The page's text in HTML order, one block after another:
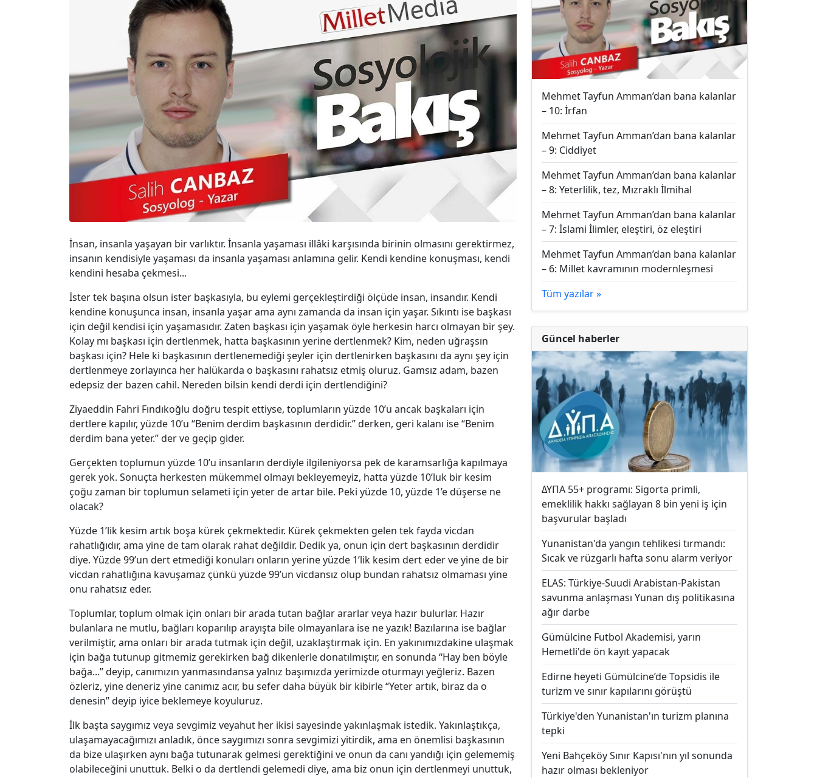
İnsan, insanla yaşayan bir varlıktır. İnsanla yaşaması illâki karşısında birinin olmasını gerektirmez,
insanın kendisiyle yaşaması da insanla yaşaması anlamına gelir. Kendi kendine konuşması, kendi
kendini hesaba çekmesi...
İster tek başına olsun ister başkasıyla, bu eylemi gerçekleştirdiği ölçüde insan, insandır. Kendi
kendine konuşunca insan, insanla yaşar ama aynı zamanda da insan için yaşar. Sıkıntı ise başkası
için değil kendisi için yaşamasıdır. Zaten başkası için yaşamak öyle herkesin harcı olmayan bir şey.
Kolay mı başkası için dertlenmek, hatta başkasının yerine dertlenmek? Kim, neden uğraşsın
başkası için? Hele ki başkasının dertlenemediği şeyler için dertlenirken başkasını da aynı şey için
dertlenmeye zorlayınca her halükarda o başkasını rahatsız etmiş oluruz. Gamsız adam, bazen
edepsiz der bazen cahil. Nereden bilsin kendi derdi için dertlendiğini?
Ziyaeddin Fahri Fındıkoğlu doğru tespit ettiyse, toplumların yüzde 10’u ancak başkaları için
dertlere kapılır, yüzde 10’u “Benim derdim başkasının derdidir.” derken, geri kalanı ise “Benim
derdim bana yeter.” der ve geçip gider.
Gerçekten toplumun yüzde 10’u insanların derdiyle ilgileniyorsa pek de karamsarlığa kapılmaya
gerek yok. Sonuçta herkesten mükemmel olmayı bekleyemeyiz, hatta yüzde 10’luk bir kesim
çoğu zaman bir toplumun selameti için yeter de artar bile. Peki yüzde 10, yüzde 1’e düşerse ne
olacak?
Yüzde 1’lik kesim artık boşa kürek çekmektedir. Kürek çekmekten gelen tek fayda vicdan
rahatlığıdır, ama yine de tam olarak rahat değildir. Dedik ya, onun için dert başkasının derdidir
diye. Yüzde 99’un dert etmediği konuları onların yerine yüzde 1’lik kesim dert eder ve yine de bir
vicdan rahatlığına kavuşamaz çünkü yüzde 99’un vicdansız olup bundan rahatsız olmaması yine
onu rahatsız eder.
Toplumlar, toplum olmak için onları bir arada tutan bağlar ararlar veya hazır bulurlar. Hazır
bulanlara ne mutlu, bağları koparılıp arayışta bile olmayanlara ise ne yazık! Bazılarına ise bağlar
verilmiştir, ama onları bir arada tutmak için değil, uzaklaştırmak için. En yakınımızdakine ulaşmak
için bağa tutunup gitmemiz gerekirken bağ dikenlerle donatılmıştır, en sonunda “Hay ben böyle
bağa...” deyip, canımızın yanmasındansa yalnız başımızda yerimizde oturmayı yeğleriz. Bazen
özleriz, yine deneriz yine canımız acır, bu sefer daha büyük bir kibirle “Yeter artık, biraz da o
denesin” deyip iyice beklemeye koyuluruz.
İlk başta saygımız veya sevgimiz veyahut her ikisi sayesinde yakınlaşmak istedik. Yakınlaştıkça,
ulaşamayacağımızı anladık, önce saygımızı sonra sevgimizi yitirdik, ama en önemlisi başkasının
da bize ulaşırken aynı bağa tutunarak gelmesi gerektiğini ve onun da canı yandığı için gelememiş
olabileceğini unuttuk. Belki o da dertlendi gelemedi diye, ama biz onun için dertlenmeyi unuttuk,
Mehmet Tayfun Amman’dan bana kalanlar
– 10: İrfan
Mehmet Tayfun Amman’dan bana kalanlar
– 9: Ciddiyet
Mehmet Tayfun Amman’dan bana kalanlar
– 8: Yeterlilik, tez, Mızraklı İlmihal
Mehmet Tayfun Amman’dan bana kalanlar
– 7: İslami İlimler, eleştiri, öz eleştiri
Mehmet Tayfun Amman’dan bana kalanlar
– 6: Millet kavramının modernleşmesi
Tüm yazılar »
Güncel haberler
ΔΥΠΑ 55+ programı: Sigorta primli,
emeklilik hakkı sağlayan 8 bin yeni iş için
başvurular başladı
Yunanistan'da yangın tehlikesi tırmandı:
Sıcak ve rüzgarlı hafta sonu alarm veriyor
ELAS: Türkiye-Suudi Arabistan-Pakistan
savunma anlaşması Yunan dış politikasına
ağır darbe
Gümülcine Futbol Akademisi, yarın
Hemetli'de ön kayıt yapacak
Edirne heyeti Gümülcine’de Topsidis ile
turizm ve sınır kapılarını görüştü
Türkiye'den Yunanistan'ın turizm planına
tepki
Yeni Bahçeköy Sınır Kapısı'nın yıl sonunda
hazır olması bekleniyor